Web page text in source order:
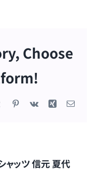
Choose
TumblrPinterest
Vk Xing 電
ャッツ 信元 夏代